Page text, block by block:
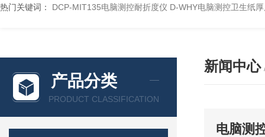
热门关键词： DCP-MIT135电脑测控耐折度仪 D-WHY电脑测控卫生纸
产品分类
PRODUCT CLASSIFICATION
新闻中心
电脑测